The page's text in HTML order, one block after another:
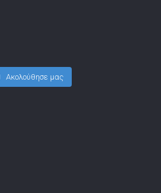
Ακολούθησε μας